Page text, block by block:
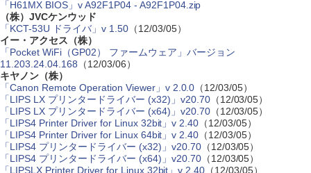
「H61MX BIOS」v A92F1P04 - A92F1P04.zip
（株）JVCケンウッド
「KCT-53U ドライバ」v 1.50（12/03/05）
イー・アクセス（株）
「Pocket WiFi（GP02） ファームウェア」バージョン
11.203.24.04.168 （12/03/06）
キヤノン（株）
「Canon Remote Operation Viewer」v 2.0.0 （12/03/05）
「LIPS LX プリンタードライバー (x32)」v20.70（12/03/05）
「LIPS LX プリンタードライバー (x64)」v20.70（12/03/05）
「LIPS4 Printer Driver for Linux 32bit」v 2.40 （12/03/05）
「LIPS4 Printer Driver for Linux 64bit」v 2.40 （12/03/05）
「LIPS4 プリンタードライバー (x32)」v20.70（12/03/05）
「LIPS4 プリンタードライバー (x64)」v20.70（12/03/05）
「LIPSLX Printer Driver for Linux 32bit」v 2.40 （12/03/05）